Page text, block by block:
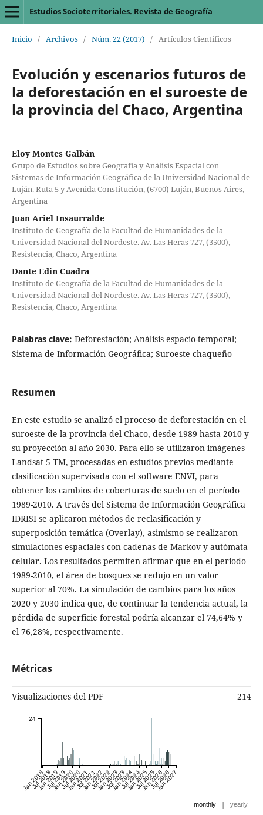
Estudios Socioterritoriales. Revista de Geografía
Inicio / Archivos / Núm. 22 (2017) / Artículos Científicos
Evolución y escenarios futuros de
la deforestación en el suroeste de
la provincia del Chaco, Argentina
Eloy Montes Galbán
Grupo de Estudios sobre Geografía y Análisis Espacial con
Sistemas de Información Geográfica de la Universidad Nacional de
Luján. Ruta 5 y Avenida Constitución, (6700) Luján, Buenos Aires,
Argentina
Juan Ariel Insaurralde
Instituto de Geografía de la Facultad de Humanidades de la
Universidad Nacional del Nordeste. Av. Las Heras 727, (3500),
Resistencia, Chaco, Argentina
Dante Edin Cuadra
Instituto de Geografía de la Facultad de Humanidades de la
Universidad Nacional del Nordeste. Av. Las Heras 727, (3500),
Resistencia, Chaco, Argentina
Palabras clave: Deforestación; Análisis espacio-temporal;
Sistema de Información Geográfica; Suroeste chaqueño
Resumen
En este estudio se analizó el proceso de deforestación en el
suroeste de la provincia del Chaco, desde 1989 hasta 2010 y
su proyección al año 2030. Para ello se utilizaron imágenes
Landsat 5 TM, procesadas en estudios previos mediante
clasificación supervisada con el software ENVI, para
obtener los cambios de coberturas de suelo en el período
1989-2010. A través del Sistema de Información Geográfica
IDRISI se aplicaron métodos de reclasificación y
superposición temática (Overlay), asimismo se realizaron
simulaciones espaciales con cadenas de Markov y autómata
celular. Los resultados permiten afirmar que en el periodo
1989-2010, el área de bosques se redujo en un valor
superior al 70%. La simulación de cambios para los años
2020 y 2030 indica que, de continuar la tendencia actual, la
pérdida de superficie forestal podría alcanzar el 74,64% y
el 76,28%, respectivamente.
Métricas
Visualizaciones del PDF 214
Jan 2018
Jul 2018
Jan 2019
Jul 2019
Jan 2020
Jul 2020
Jan 2021
Jul 2021
Jan 2022
Jul 2022
Jan 2023
Jul 2023
Jan 2024
Jul 2024
Jan 2025
Jul 2025
Jan 2026
Jul 2026
Jan 2027
24
monthly | yearly